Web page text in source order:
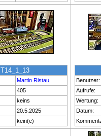
T14_1_13
Martin Ristau
405
keins
20.5.2025
kein(e)
Benutzer:
Aufrufe:
Wertung:
Datum: